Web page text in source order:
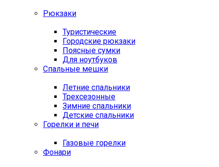
Рюкзаки
Туристические
Городские рюкзаки
Поясные сумки
Для ноутбуков
Спальные мешки
Летние спальники
Трехсезонные
Зимние спальники
Детские спальники
Горелки и печи
Газовые горелки
Фонари